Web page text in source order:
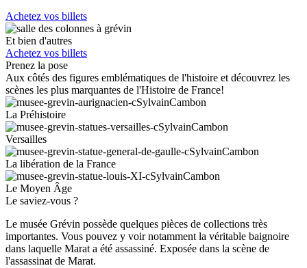
Achetez vos billets
Et bien d'autres
Achetez vos billets
Prenez la pose
Aux côtés des figures emblématiques de l'histoire et découvrez les
scènes les plus marquantes de l'Histoire de France!
La Préhistoire
Versailles
La libération de la France
Le Moyen Âge
Le saviez-vous ?
Le musée Grévin possède quelques pièces de collections très
importantes. Vous pouvez y voir notamment la véritable baignoire
dans laquelle Marat a été assassiné. Exposée dans la scène de
l'assassinat de Marat.